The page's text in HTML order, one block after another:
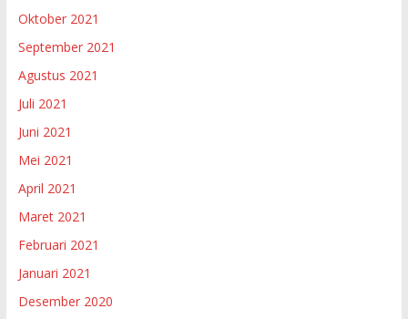
Oktober 2021
September 2021
Agustus 2021
Juli 2021
Juni 2021
Mei 2021
April 2021
Maret 2021
Februari 2021
Januari 2021
Desember 2020